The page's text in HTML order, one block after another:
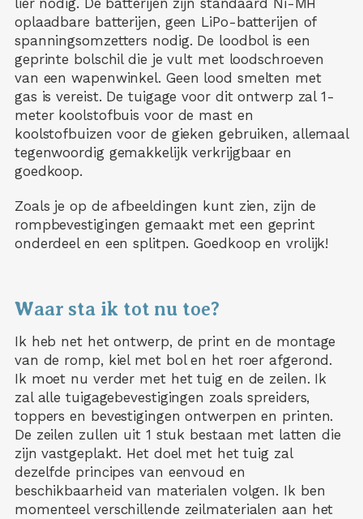
lier nodig. De batterijen zijn standaard Ni-MH
oplaadbare batterijen, geen LiPo-batterijen of
spanningsomzetters nodig. De loodbol is een
geprinte bolschil die je vult met loodschroeven
van een wapenwinkel. Geen lood smelten met
gas is vereist. De tuigage voor dit ontwerp zal 1-
meter koolstofbuis voor de mast en
koolstofbuizen voor de gieken gebruiken, allemaal
tegenwoordig gemakkelijk verkrijgbaar en
goedkoop.
Zoals je op de afbeeldingen kunt zien, zijn de
rompbevestigingen gemaakt met een geprint
onderdeel en een splitpen. Goedkoop en vrolijk!
Waar sta ik tot nu toe?
Ik heb net het ontwerp, de print en de montage
van de romp, kiel met bol en het roer afgerond.
Ik moet nu verder met het tuig en de zeilen. Ik
zal alle tuigagebevestigingen zoals spreiders,
toppers en bevestigingen ontwerpen en printen.
De zeilen zullen uit 1 stuk bestaan met latten die
zijn vastgeplakt. Het doel met het tuig zal
dezelfde principes van eenvoud en
beschikbaarheid van materialen volgen. Ik ben
momenteel verschillende zeilmaterialen aan het